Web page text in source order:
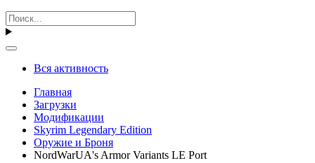
Вся активность
Главная
Загрузки
Модификации
Skyrim Legendary Edition
Оружие и Броня
NordWarUA's Armor Variants LE Port